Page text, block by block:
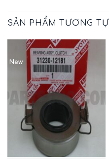
SẢN PHẨM TƯƠNG TỰ
New